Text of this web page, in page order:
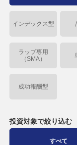
インデックス型
ラップ専用
（SMA）
成功報酬型
投資対象で絞り込む
すべて